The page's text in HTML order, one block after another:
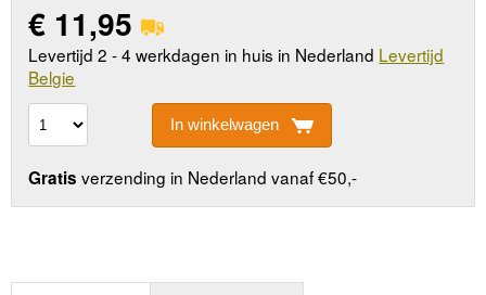
€ 11,95
Levertijd 2 - 4 werkdagen in huis in Nederland Levertijd
Belgie
In winkelwagen
Gratis verzending in Nederland vanaf €50,-